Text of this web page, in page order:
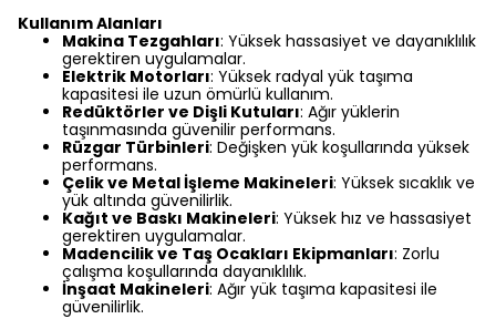
Kullanım Alanları
Makina Tezgahları: Yüksek hassasiyet ve dayanıklılık
gerektiren uygulamalar.
Elektrik Motorları: Yüksek radyal yük taşıma
kapasitesi ile uzun ömürlü kullanım.
Redüktörler ve Dişli Kutuları: Ağır yüklerin
taşınmasında güvenilir performans.
Rüzgar Türbinleri: Değişken yük koşullarında yüksek
performans.
Çelik ve Metal İşleme Makineleri: Yüksek sıcaklık ve
yük altında güvenilirlik.
Kağıt ve Baskı Makineleri: Yüksek hız ve hassasiyet
gerektiren uygulamalar.
Madencilik ve Taş Ocakları Ekipmanları: Zorlu
çalışma koşullarında dayanıklılık.
İnşaat Makineleri: Ağır yük taşıma kapasitesi ile
güvenilirlik.